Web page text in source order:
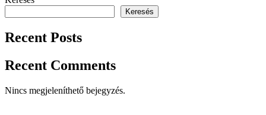
Keresés
Recent Posts
Recent Comments
Nincs megjeleníthető bejegyzés.